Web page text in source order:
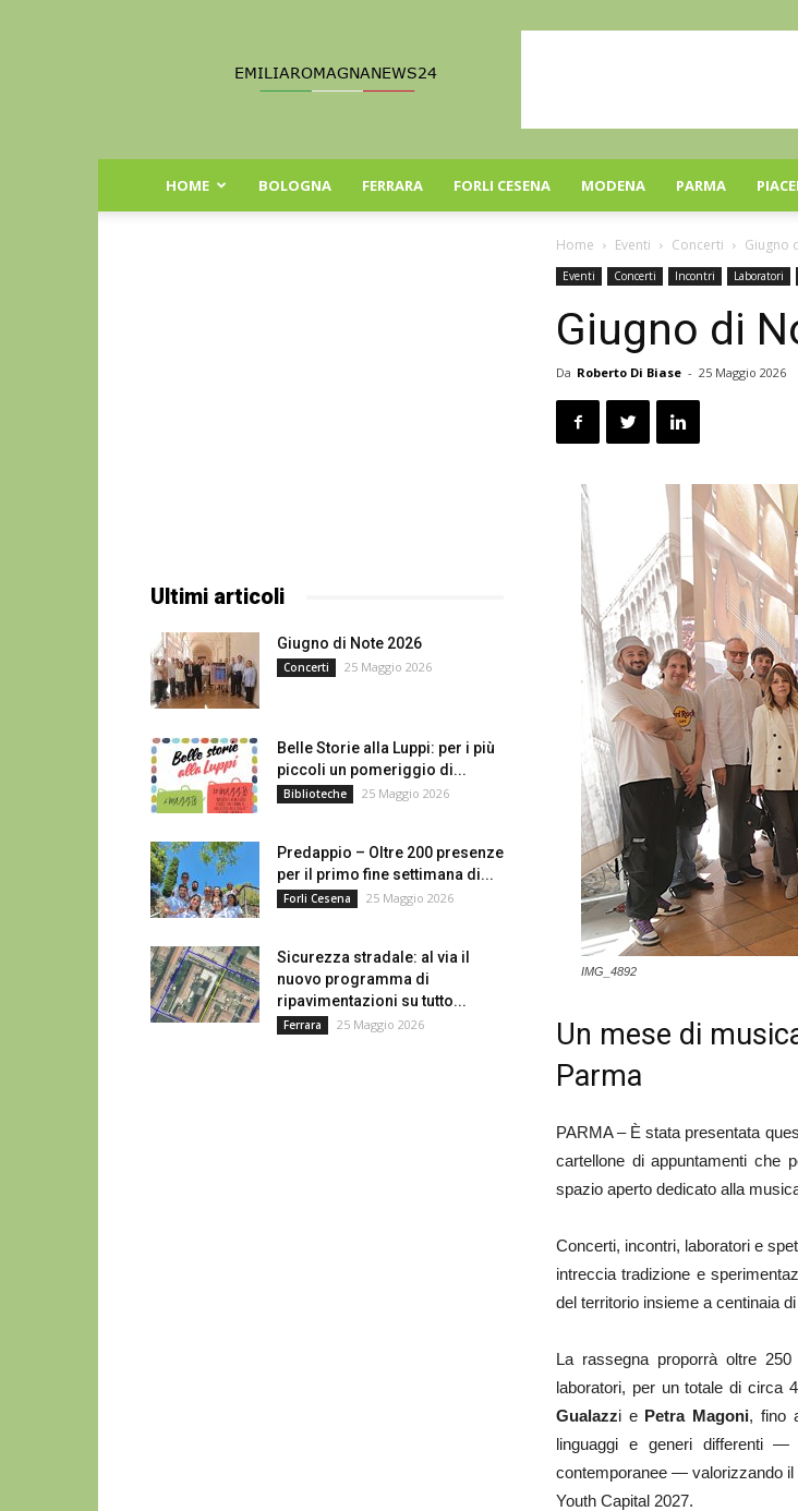
Romagna
HOME BOLOGNA FERRARA FORLI CESENA MODENA PARMA
Home Eventi Concerti Giugno
Eventi Concerti Incontri Laboratori
Giugno di
Da Roberto Di Biase - 25 Maggio 2026
IMG_4892
Un mese di
Parma
PARMA – È stata presentata
cartellone di appuntamenti che
spazio aperto dedicato alla
Concerti, incontri, laboratori e
intreccia tradizione e
del territorio insieme a centinaia
La rassegna proporrà oltre
laboratori, per un totale di circa
Gualazzi e Petra Magoni, fino
linguaggi e generi differenti
contemporanee — valorizzando il
Youth Capital 2027.
Ultimi articoli
Giugno di Note 2026
Concerti 25 Maggio 2026
Belle Storie alla Luppi: per i più
piccoli un pomeriggio di...
Biblioteche 25 Maggio 2026
Predappio – Oltre 200 presenze
per il primo fine settimana di...
Forli Cesena 25 Maggio 2026
Sicurezza stradale: al via il
nuovo programma di
ripavimentazioni su tutto...
Ferrara 25 Maggio 2026